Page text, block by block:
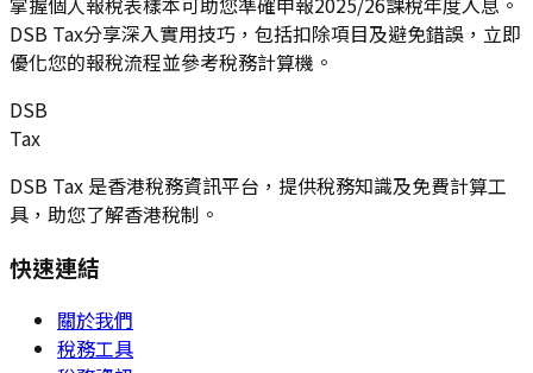
DSB Tax分享深入實用技巧，包括扣除項目及避免錯誤，立即
優化您的報稅流程並參考稅務計算機。
DSB
Tax
DSB Tax 是香港稅務資訊平台，提供稅務知識及免費計算工
具，助您了解香港稅制。
快速連結
關於我們
稅務工具